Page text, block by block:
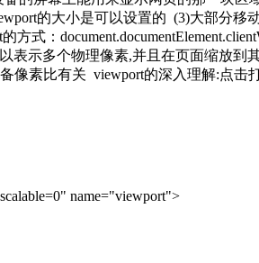
的大小是可以设置的 (3)大部分移
式：
表示多个物理像素,并且在页面缩放
像素比有关 viewport的深入理解:点击
name="viewport">